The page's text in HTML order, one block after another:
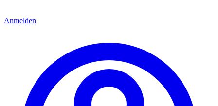
Anmelden